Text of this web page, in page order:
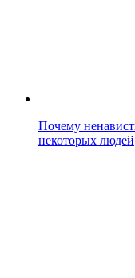
Почему
некоторых людей